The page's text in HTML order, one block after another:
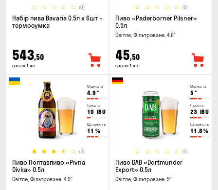
(0)
Набір пива Bavaria 0.5л х 6шт +
термосумка
543,50
грн за 1 шт
(0)
Пиво «Paderborner Pilsner»
0.5л
Світле, Фільтроване, 4.8°
45,50
грн за 1 шт
Міцність
4.9 °
Гіркота
10 IBU
Щільність
11 %
(3)
Пиво Полтавпиво «Pivna
Divka» 0.5л
Світле, Фільтроване, 4.9°
Міцність
5 °
Гіркота
23 IBU
Щільність
11.8 %
(0)
Пиво DAB «Dortmunder
Export» 0.5л
Світле, Фільтроване, 5°